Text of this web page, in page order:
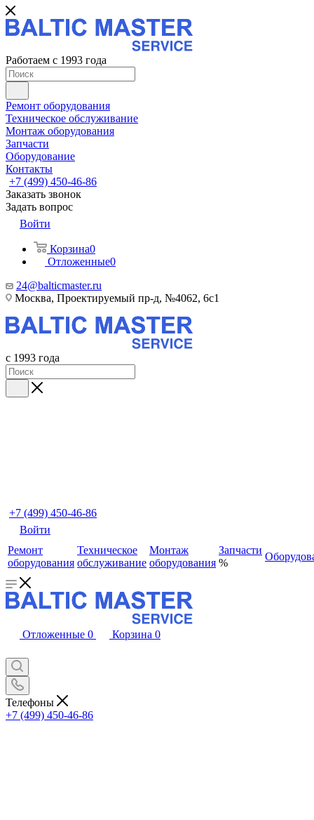
Работаем с 1993 года
Ремонт оборудования
Техническое обслуживание
Монтаж оборудования
Запчасти
Оборудование
Контакты
+7 (499) 450-46-86
Заказать звонок
Задать вопрос
Войти
Корзина0
Отложенные0
24@balticmaster.ru
Москва, Проектируемый пр-д, №4062, 6с1
с 1993 года
+7 (499) 450-46-86
Войти
Ремонт
оборудования
Техническое
обслуживание
Монтаж
оборудования
Запчасти
%
Отложенные 0 Корзина 0
Телефоны
+7 (499) 450-46-86